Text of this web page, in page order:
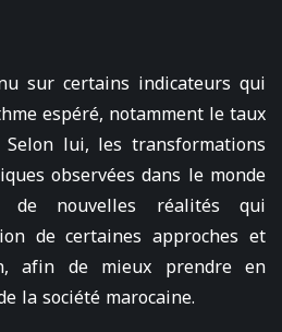
sur certains indicateurs qui
espéré, notamment le taux
Selon lui, les transformations
observées dans le monde
de nouvelles réalités qui
de certaines approches et
afin de mieux prendre en
la société marocaine.